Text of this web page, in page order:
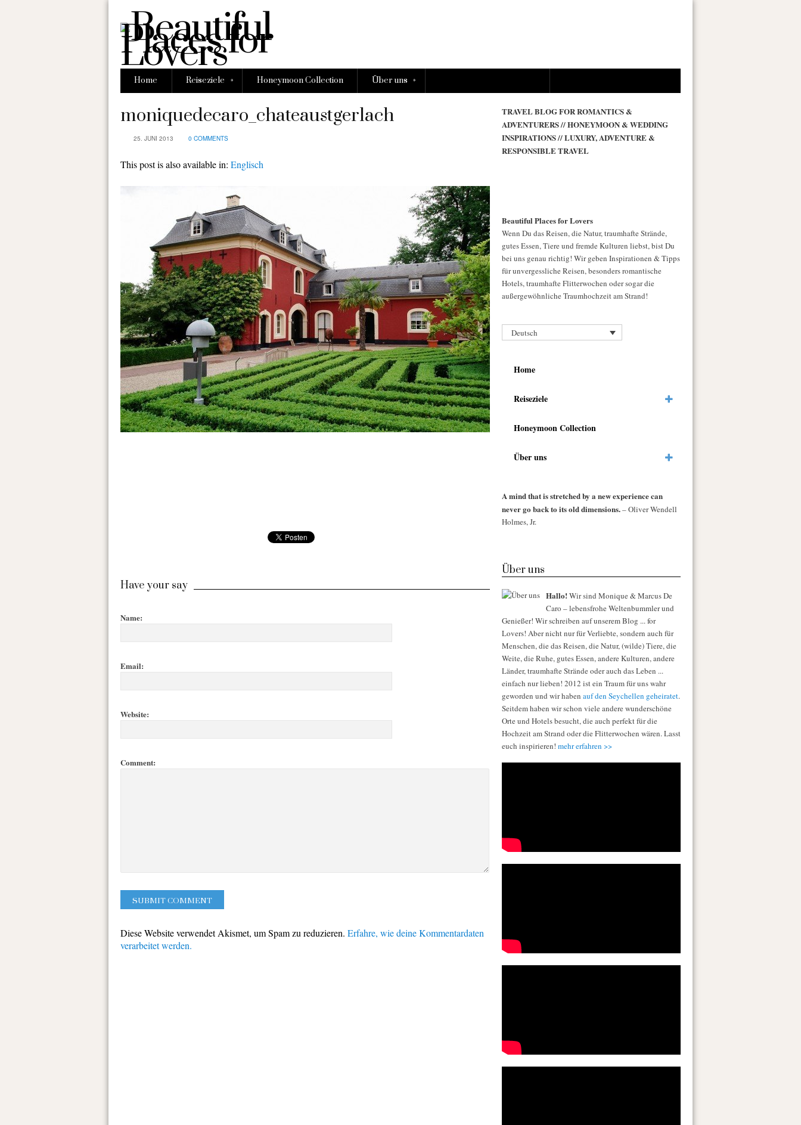
Home Reiseziele » Honeymoon Collection Über uns »
moniquedecaro_chateaustgerlach
25. JUNI 2013 0 COMMENTS
This post is also available in: Englisch
Have your say
Name:
Email:
Website:
Comment:
Diese Website verwendet Akismet, um Spam zu reduzieren. Erfahre, wie deine Kommentardaten
verarbeitet werden.
TRAVEL BLOG FOR ROMANTICS &
ADVENTURERS // HONEYMOON & WEDDING
INSPIRATIONS // LUXURY, ADVENTURE &
RESPONSIBLE TRAVEL
Beautiful Places for Lovers
Wenn Du das Reisen, die Natur, traumhafte Strände,
gutes Essen, Tiere und fremde Kulturen liebst, bist Du
bei uns genau richtig! Wir geben Inspirationen & Tipps
für unvergessliche Reisen, besonders romantische
Hotels, traumhafte Flitterwochen oder sogar die
außergewöhnliche Traumhochzeit am Strand!
Deutsch
Home
Reiseziele
Honeymoon Collection
Über uns
A mind that is stretched by a new experience can
never go back to its old dimensions.– Oliver Wendell
Holmes, Jr.
Über uns
Hallo!Wir sind Monique & Marcus De
Caro – lebensfrohe Weltenbummler und
Genießer! Wir schreiben auf unserem Blog ... for
Lovers! Aber nicht nur für Verliebte, sondern auch für
Menschen, die das Reisen, die Natur, (wilde) Tiere, die
Weite, die Ruhe, gutes Essen, andere Kulturen, andere
Länder, traumhafte Strände oder auch das Leben ...
einfach nur lieben! 2012 ist ein Traum für uns wahr
geworden und wir haben auf den Seychellen geheiratet.
Seitdem haben wir schon viele andere wunderschöne
Orte und Hotels besucht, die auch perfekt für die
Hochzeit am Strand oder die Flitterwochen wären. Lasst
euch inspirieren! mehr erfahren >>